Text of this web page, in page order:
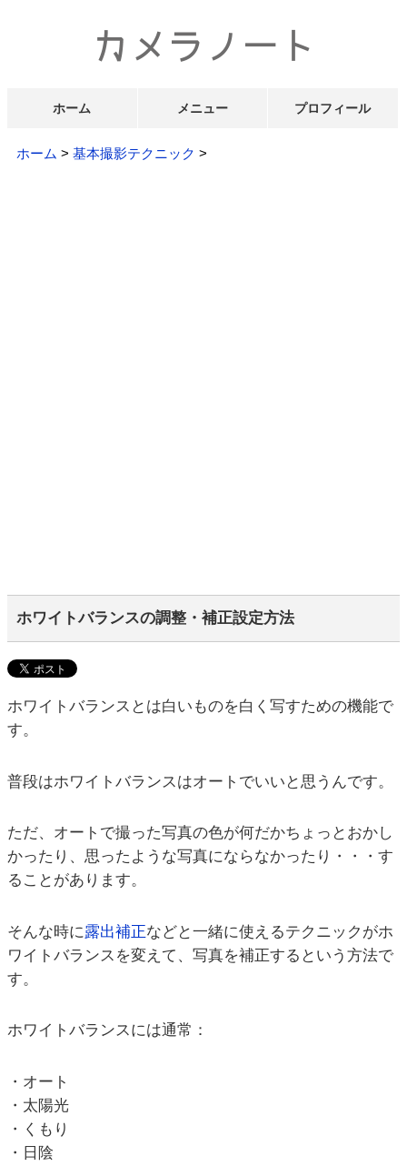
ホーム メニュー プロフィール
ホーム > 基本撮影テクニック >
ホワイトバランスの調整・補正設定方法
ホワイトバランスとは白いものを白く写すための機能で
す。
普段はホワイトバランスはオートでいいと思うんです。
ただ、オートで撮った写真の色が何だかちょっとおかし
かったり、思ったような写真にならなかったり・・・す
ることがあります。
そんな時に露出補正などと一緒に使えるテクニックがホ
ワイトバランスを変えて、写真を補正するという方法で
す。
ホワイトバランスには通常：
・オート
・太陽光
・くもり
・日陰